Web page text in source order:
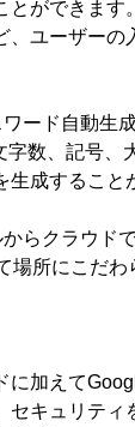
とができます。
、ユーザーの
ード自動生
字数、記号、
生成すること
らクラウド
場所にこだ
に加えて
セキュリティ